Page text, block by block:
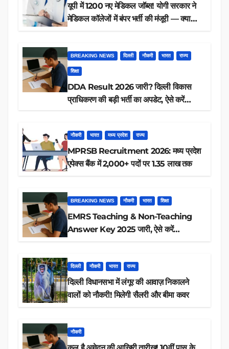
यूपी में 1200 नए मेडिकल जॉब्स! योगी सरकार ने
मेडिकल कॉलेजों में बंपर भर्ती की मंजूरी — क्या
BREAKING NEWS दिल्ली नौकरी भारत राज्य
शिक्षा
DDA Result 2026 जारी? दिल्ली विकास
प्राधिकरण की बड़ी भर्ती का अपडेट, ऐसे करें
नौकरी भारत मध्य प्रदेश राज्य
MPRSB Recruitment 2026: मध्य प्रदेश
एपेक्स बैंक में 2,000+ पदों पर 1.35 लाख तक
BREAKING NEWS नौकरी भारत शिक्षा
EMRS Teaching & Non-Teaching
Answer Key 2025 जारी, ऐसे करें
दिल्ली नौकरी भारत राज्य
दिल्ली विधानसभा में लंगूर की आवाज़ निकालने
वालों को नौकरी! मिलेगी सैलरी और बीमा कवर
नौकरी